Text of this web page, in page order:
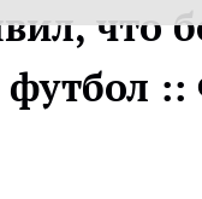
что
футбол